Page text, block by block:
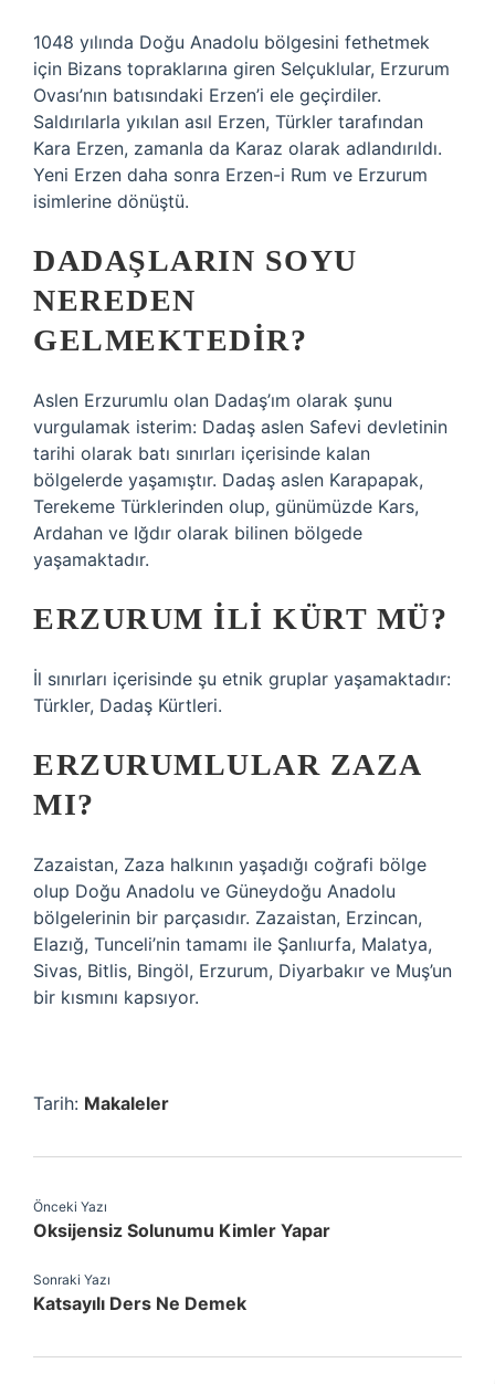
1048 yılında Doğu Anadolu bölgesini fethetmek
için Bizans topraklarına giren Selçuklular, Erzurum
Ovası’nın batısındaki Erzen’i ele geçirdiler.
Saldırılarla yıkılan asıl Erzen, Türkler tarafından
Kara Erzen, zamanla da Karaz olarak adlandırıldı.
Yeni Erzen daha sonra Erzen-i Rum ve Erzurum
isimlerine dönüştü.
DADAŞLARIN SOYU
NEREDEN
GELMEKTEDIR?
Aslen Erzurumlu olan Dadaş’ım olarak şunu
vurgulamak isterim: Dadaş aslen Safevi devletinin
tarihi olarak batı sınırları içerisinde kalan
bölgelerde yaşamıştır. Dadaş aslen Karapapak,
Terekeme Türklerinden olup, günümüzde Kars,
Ardahan ve Iğdır olarak bilinen bölgede
yaşamaktadır.
ERZURUM ILI KÜRT MÜ?
İl sınırları içerisinde şu etnik gruplar yaşamaktadır:
Türkler, Dadaş Kürtleri.
ERZURUMLULAR ZAZA
MI?
Zazaistan, Zaza halkının yaşadığı coğrafi bölge
olup Doğu Anadolu ve Güneydoğu Anadolu
bölgelerinin bir parçasıdır. Zazaistan, Erzincan,
Elazığ, Tunceli’nin tamamı ile Şanlıurfa, Malatya,
Sivas, Bitlis, Bingöl, Erzurum, Diyarbakır ve Muş’un
bir kısmını kapsıyor.
Tarih: Makaleler
Önceki Yazı
Oksijensiz Solunumu Kimler Yapar
Sonraki Yazı
Katsayılı Ders Ne Demek